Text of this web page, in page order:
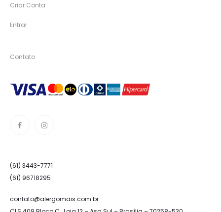
Criar Conta
Entrar
Contato
(61) 3443-7771
(61) 96718295
contato@alergomais.com.br